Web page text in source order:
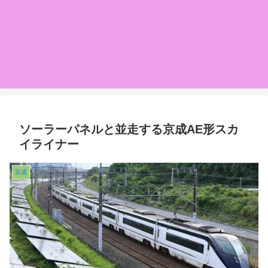
ソーラーパネルと並走する京成AE形スカ
イライナー
京成